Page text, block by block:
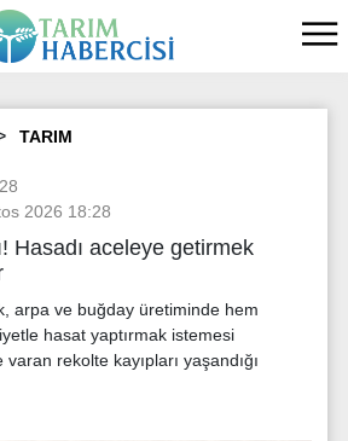
TARIM
2026 18:28
Hasadı aceleye getirmek
arpa ve buğday üretiminde hem
hasat yaptırmak istemesi
rekolte kayıpları yaşandığı